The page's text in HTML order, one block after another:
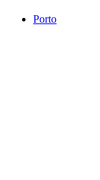
Porto